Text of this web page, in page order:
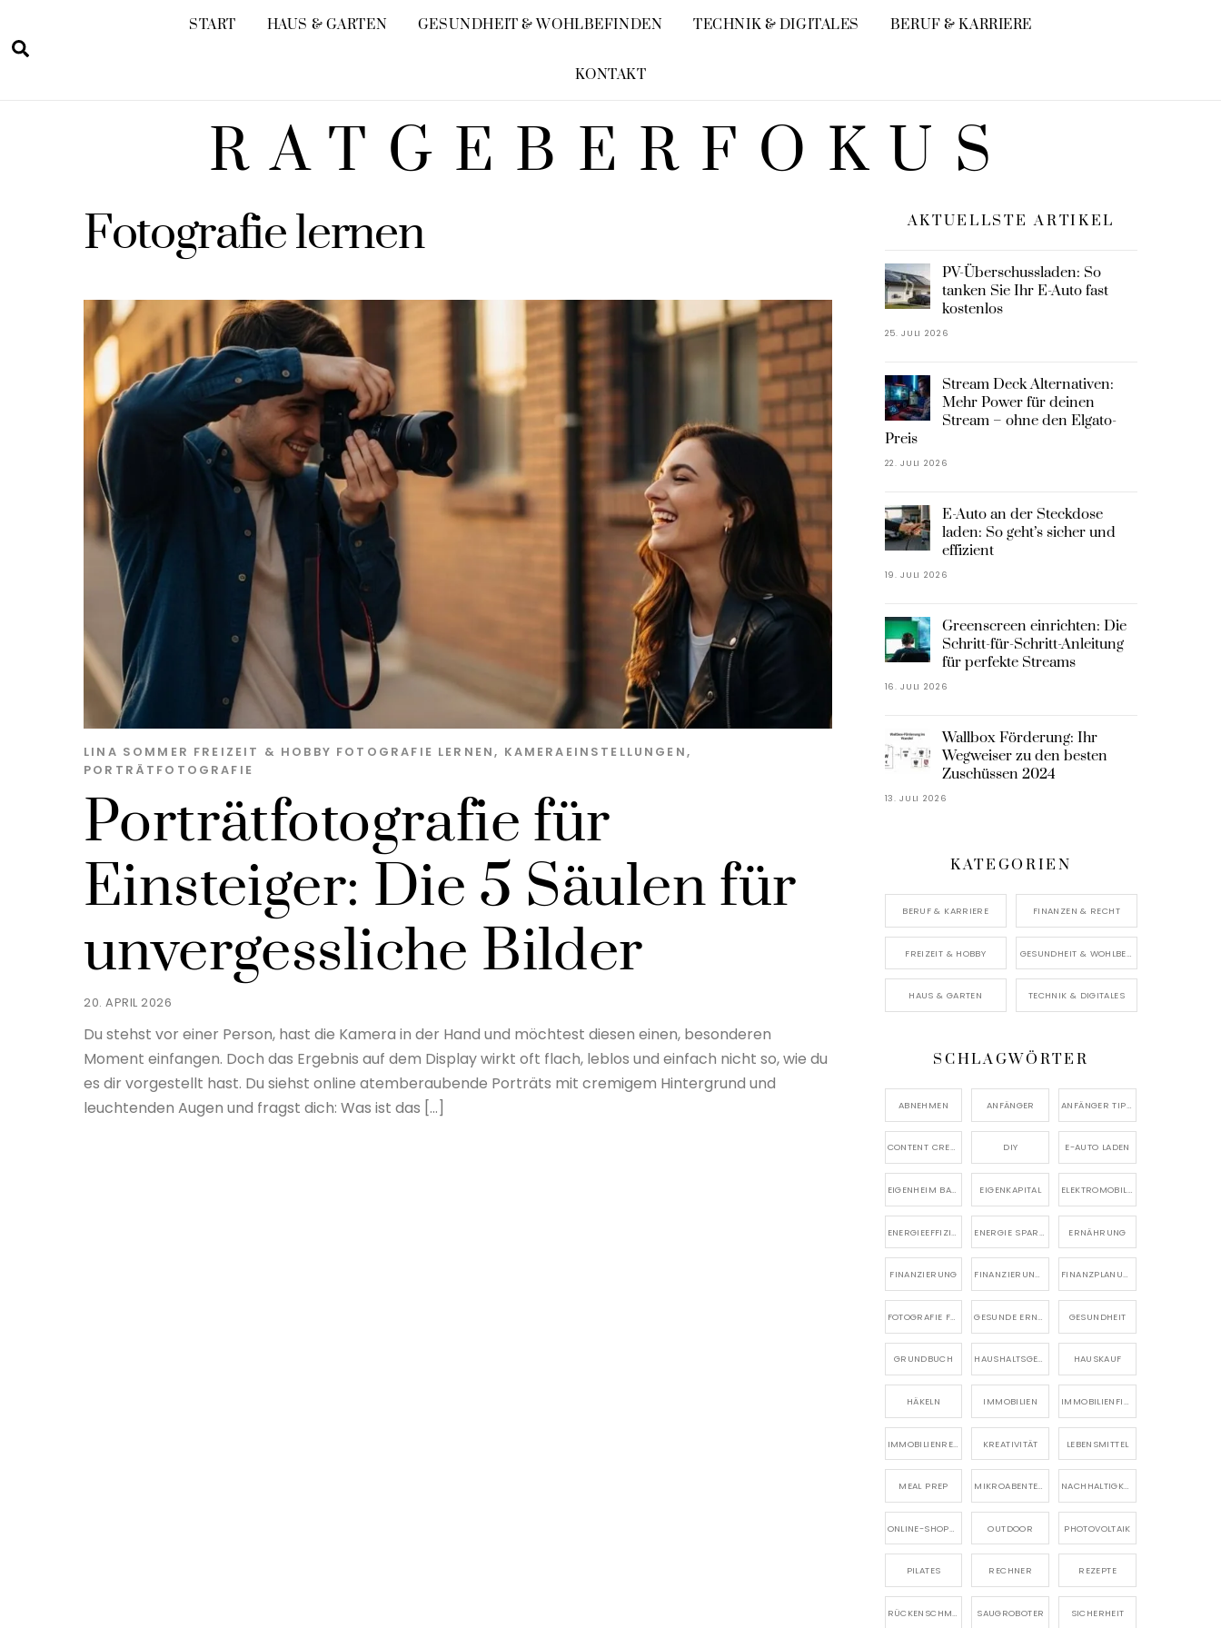
content
RATGEBERFOKUS
START HAUS & GARTEN GESUNDHEIT & WOHLBEFINDEN TECHNIK & DIGITALES BERUF & KARRIERE
KONTAKT
Fotografie lernen
20. APRIL 2026
Porträtfotografie für
Einsteiger: Die 5 Säulen für
unvergessliche Bilder
LINA SOMMER FREIZEIT & HOBBY FOTOGRAFIE LERNEN, KAMERAEINSTELLUNGEN,
PORTRÄTFOTOGRAFIE
Du stehst vor einer Person, hast die Kamera in der Hand und möchtest diesen einen, besonderen
Moment einfangen. Doch das Ergebnis auf dem Display wirkt oft flach, leblos und einfach nicht so, wie du
es dir vorgestellt hast. Du siehst online atemberaubende Porträts mit cremigem Hintergrund und
leuchtenden Augen und fragst dich: Was ist das […]
AKTUELLSTE ARTIKEL
PV-Überschussladen: So
tanken Sie Ihr E-Auto fast
kostenlos
25. JULI 2026
Stream Deck Alternativen:
Mehr Power für deinen
Stream – ohne den Elgato-
Preis
22. JULI 2026
E-Auto an der Steckdose
laden: So geht’s sicher und
effizient
19. JULI 2026
Greenscreen einrichten: Die
Schritt-für-Schritt-Anleitung
für perfekte Streams
16. JULI 2026
Wallbox Förderung: Ihr
Wegweiser zu den besten
Zuschüssen 2024
13. JULI 2026
KATEGORIEN
BERUF & KARRIERE FINANZEN & RECHT
FREIZEIT & HOBBY
HAUS & GARTEN TECHNIK & DIGITALES
SCHLAGWÖRTER
ABNEHMEN ANFÄNGER ANFÄNGER TIPPS
CONTENT CREATION DIY E-AUTO LADEN
EIGENHEIM BAUEN EIGENKAPITAL ELEKTROMOBILITÄT
ERNÄHRUNG
FINANZIERUNG FINANZIERUNG EIGENHEIM FINANZPLANUNG
FOTOGRAFIE FÜR ANFÄNGER GESUNDE ERNÄHRUNG GESUNDHEIT
GRUNDBUCH HAUSHALTSGERÄTE HAUSKAUF
HÄKELN IMMOBILIEN IMMOBILIENFINANZIERUNG
KREATIVITÄT LEBENSMITTEL
MEAL PREP MIKROABENTEUER NACHHALTIGKEIT
ONLINE-SHOPPING OUTDOOR PHOTOVOLTAIK
PILATES RECHNER REZEPTE
RÜCKENSCHMERZEN SAUGROBOTER SICHERHEIT